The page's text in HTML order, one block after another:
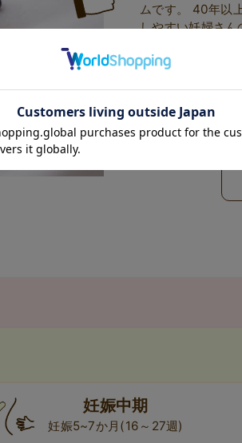
ムです。 40年以
しやすい妊婦さん
み」やトラブル
※2022年11月実績
mamanic
¥2,530
妊娠中期
妊娠5~7か月(16～27週)